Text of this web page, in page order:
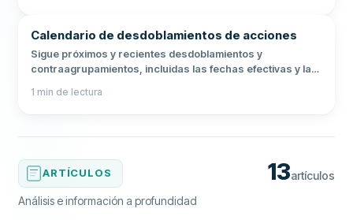
Calendario de desdoblamientos de acciones
Sigue próximos y recientes desdoblamientos y
contraagrupamientos, incluidas las fechas efectivas y las
1 min de lectura
ARTÍCULOS 13artículos
Análisis e información a profundidad